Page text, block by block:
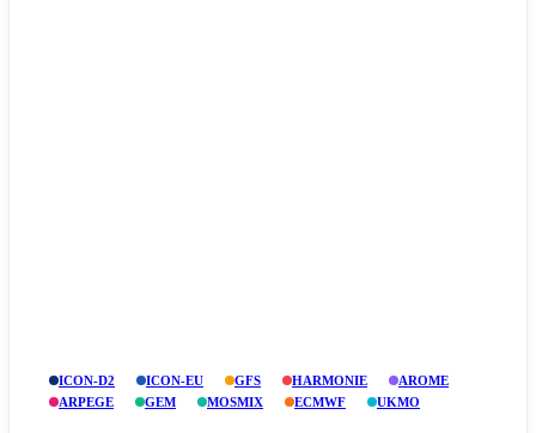
ICON-D2 ICON-EU GFS HARMONIE
AROME
ARPEGE
GEM MOSMIX ECMWF UKMO